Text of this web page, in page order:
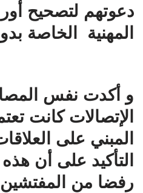
دعوتهم لتصحيح
المهنية الخاصة بدورة
و أكدت نفس
الإتصالات كانت
المبني على
التأكيد على أن
رفضا من المفتشين